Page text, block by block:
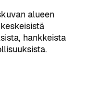
alueen
hankkeista